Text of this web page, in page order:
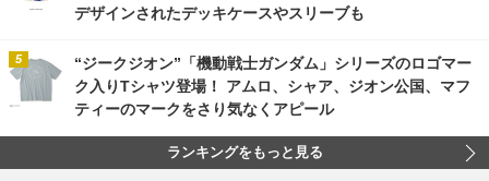
デザインされたデッキケースやスリーブも
“ジークジオン”「機動戦士ガンダム」シリーズのロゴマー
ク入りTシャツ登場！ アムロ、シャア、ジオン公国、マフ
ティーのマークをさり気なくアピール
ランキングをもっと見る